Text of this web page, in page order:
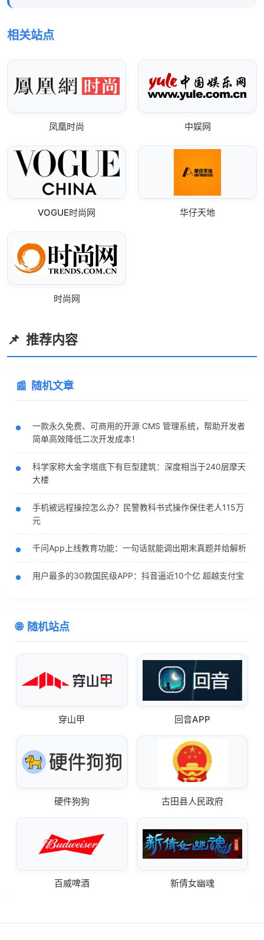
相关站点
凤凰时尚 中娱网
VOGUE时尚网 华仔天地
时尚网
推荐内容
随机文章
一款永久免费、可商用的开源 CMS 管理系统，帮助开发者
简单高效降低二次开发成本！
科学家称大金字塔底下有巨型建筑：深度相当于240层摩天
大楼
手机被远程操控怎么办？民警教科书式操作保住老人115万
元
千问App上线教育功能：一句话就能调出期末真题并给解析
用户最多的30款国民级APP：抖音逼近10个亿 超越支付宝
随机站点
穿山甲 回音APP
硬件狗狗 古田县人民政府
百威啤酒 新倩女幽魂